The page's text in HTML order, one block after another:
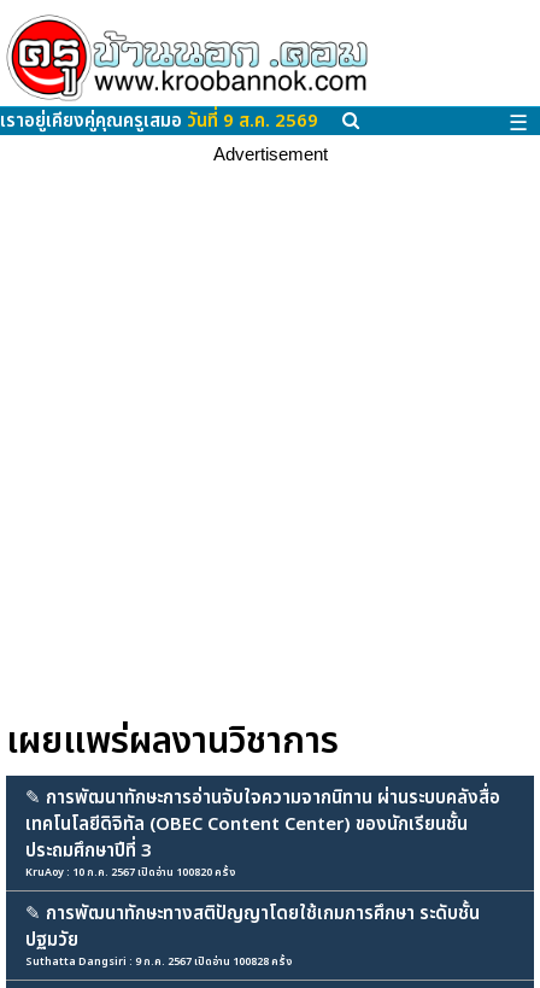
เราอยู่เคียงคู่คุณครูเสมอ วันที่ 9 ส.ค. 2569 ☰
Advertisement
เผยแพร่ผลงานวิชาการ
✎ การพัฒนาทักษะการอ่านจับใจความจากนิทาน ผ่านระบบคลังสื่อ
เทคโนโลยีดิจิทัล (OBEC Content Center) ของนักเรียนชั้น
ประถมศึกษาปีที่ 3
KruAoy : 10 ก.ค. 2567 เปิดอ่าน 100820 ครั้ง
✎ การพัฒนาทักษะทางสติปัญญาโดยใช้เกมการศึกษา ระดับชั้น
ปฐมวัย
Suthatta Dangsiri : 9 ก.ค. 2567 เปิดอ่าน 100828 ครั้ง